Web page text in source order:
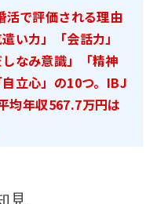
活で評価される理由
い力」「会話力」
なみ意識」「精神
立心」の10つ。IBJ
均年収567.7万円は
見